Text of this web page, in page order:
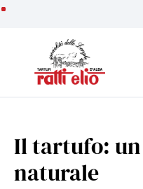
Vai
Il tartufo:
naturale